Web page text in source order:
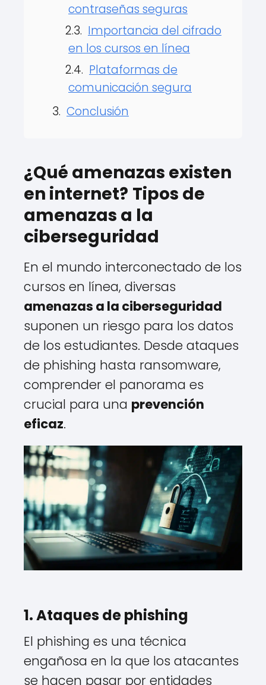
contraseñas seguras
Importancia del cifrado
en los cursos en línea
Plataformas de
comunicación segura
Conclusión
¿Qué amenazas existen
en internet? Tipos de
amenazas a la
ciberseguridad
En el mundo interconectado de los
cursos en línea, diversas
amenazas a la ciberseguridad
suponen un riesgo para los datos
de los estudiantes. Desde ataques
de phishing hasta ransomware,
comprender el panorama es
crucial para una prevención
eficaz.
1. Ataques de phishing
El phishing es una técnica
engañosa en la que los atacantes
se hacen pasar por entidades